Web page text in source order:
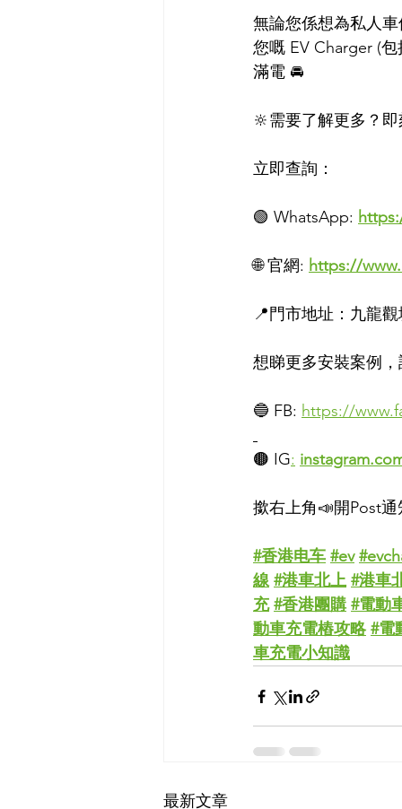
無論您係想為私人
您嘅 EV Charger (
滿電 🚘
🔆需要了解更多？
立即查詢：
🟢 WhatsApp:
🌐 官網: https://
📍門市地址：九龍
想睇更多安裝案例
🔵 FB: https://
🟤 IG:
撳右上角📣開Post
#香港电车 #ev
線 #港車北上 #港車
充 #香港團購 #電動
動車充電樁攻略 #電
車充電小知識
最新文章